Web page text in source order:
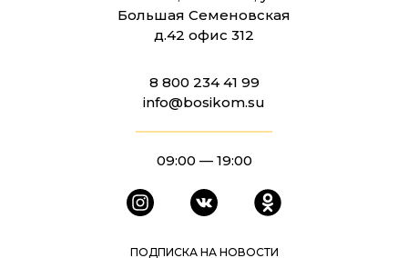
Большая Семеновская
д.42 офис 312
8 800 234 41 99
info@bosikom.su
09:00 — 19:00
ПОДПИСКА НА НОВОСТИ